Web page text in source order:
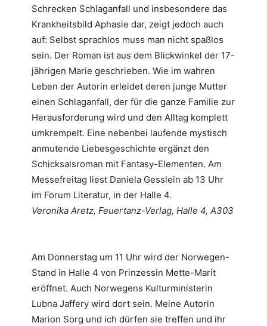
Schrecken Schlaganfall und insbesondere das
Krankheitsbild Aphasie dar, zeigt jedoch auch
auf: Selbst sprachlos muss man nicht spaßlos
sein. Der Roman ist aus dem Blickwinkel der 17-
jährigen Marie geschrieben. Wie im wahren
Leben der Autorin erleidet deren junge Mutter
einen Schlaganfall, der für die ganze Familie zur
Herausforderung wird und den Alltag komplett
umkrempelt. Eine nebenbei laufende mystisch
anmutende Liebesgeschichte ergänzt den
Schicksalsroman mit Fantasy-Elementen. Am
Messefreitag liest Daniela Gesslein ab 13 Uhr
im Forum Literatur, in der Halle 4.
Veronika Aretz, Feuertanz-Verlag, Halle 4, A303
Am Donnerstag um 11 Uhr wird der Norwegen-
Stand in Halle 4 von Prinzessin Mette-Marit
eröffnet. Auch Norwegens Kulturministerin
Lubna Jaffery wird dort sein. Meine Autorin
Marion Sorg und ich dürfen sie treffen und ihr